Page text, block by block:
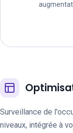
Surveillance de
niveaux, intégrée à